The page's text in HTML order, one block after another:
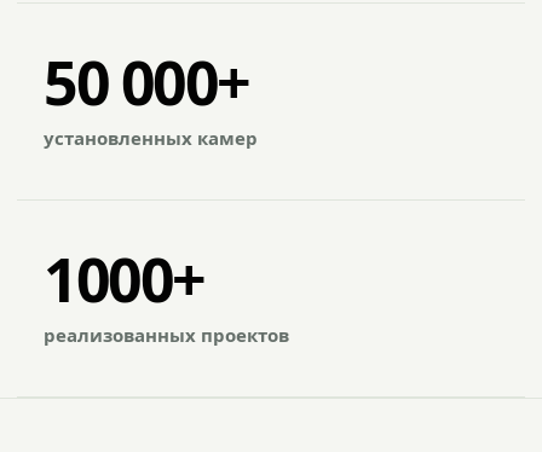
50 000+
установленных камер
1000+
реализованных проектов